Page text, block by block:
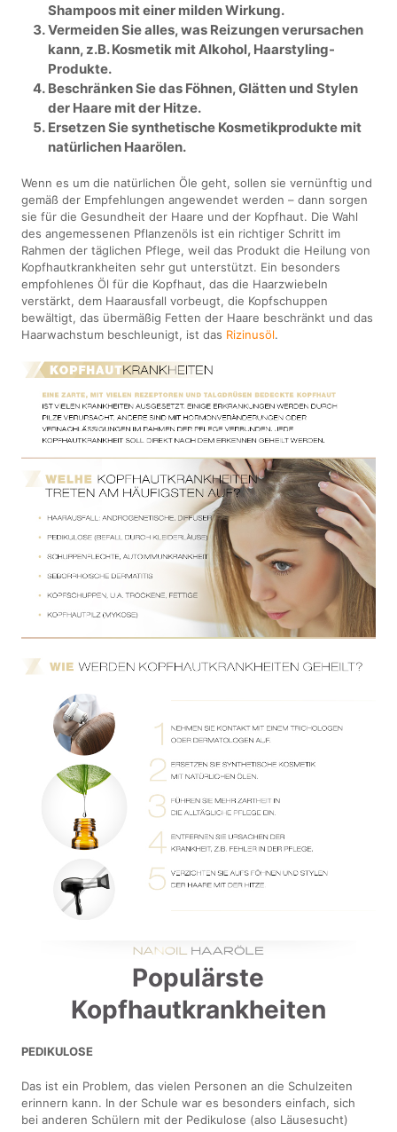
Shampoos mit einer milden Wirkung.
Vermeiden Sie alles, was Reizungen verursachen
kann, z.B. Kosmetik mit Alkohol, Haarstyling-
Produkte.
Beschränken Sie das Föhnen, Glätten und Stylen
der Haare mit der Hitze.
Ersetzen Sie synthetische Kosmetikprodukte mit
natürlichen Haarölen.
Wenn es um die natürlichen Öle geht, sollen sie vernünftig und
gemäß der Empfehlungen angewendet werden – dann sorgen
sie für die Gesundheit der Haare und der Kopfhaut. Die Wahl
des angemessenen Pflanzenöls ist ein richtiger Schritt im
Rahmen der täglichen Pflege, weil das Produkt die Heilung von
Kopfhautkrankheiten sehr gut unterstützt. Ein besonders
empfohlenes Öl für die Kopfhaut, das die Haarzwiebeln
verstärkt, dem Haarausfall vorbeugt, die Kopfschuppen
bewältigt, das übermäßig Fetten der Haare beschränkt und das
Haarwachstum beschleunigt, ist das Rizinusöl.
Populärste
Kopfhautkrankheiten
PEDIKULOSE
Das ist ein Problem, das vielen Personen an die Schulzeiten
erinnern kann. In der Schule war es besonders einfach, sich
bei anderen Schülern mit der Pedikulose (also Läusesucht)